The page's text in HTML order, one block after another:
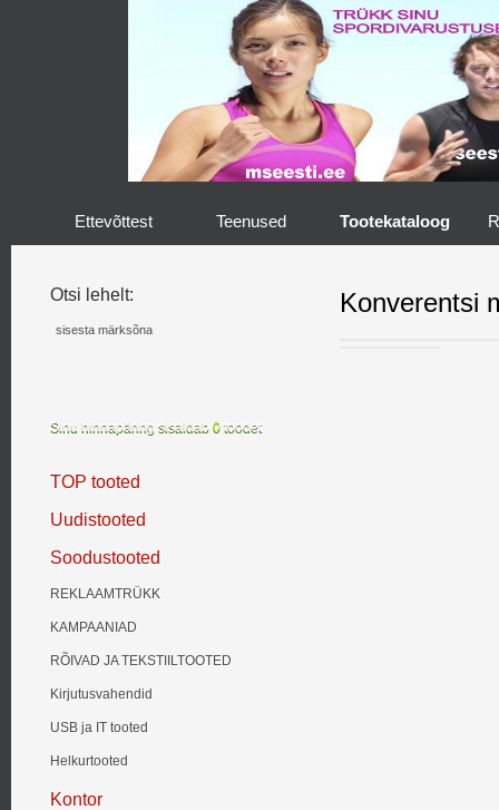
Ettevõttest Teenused Tootekataloog
Otsi lehelt:
Sinu hinnapäring sisaldab 0 toodet
TOP tooted
Uudistooted
Soodustooted
REKLAAMTRÜKK
KAMPAANIAD
RÕIVAD JA TEKSTIILTOOTED
Kirjutusvahendid
USB ja IT tooted
Helkurtooted
Kontor
Konverentsi